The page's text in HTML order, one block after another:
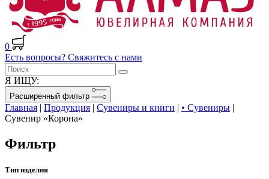
0
Есть вопросы? Свяжитесь с нами
Я ИЩУ:
Расширенный фильтр
Главная | Продукция | Сувениры и книги | • Сувениры |
Сувенир «Корона»
Фильтр
Тип изделия